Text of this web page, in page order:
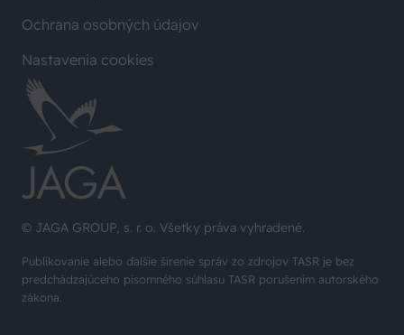
© JAGA GROUP, s. r. o. Všetky práva vyhradené.
Publikovanie alebo ďalšie šírenie správ zo zdrojov TASR je bez
predchádzajúceho písomného súhlasu TASR porušením autorského
zákona.
Ochrana osobných údajov
Nastavenia cookies